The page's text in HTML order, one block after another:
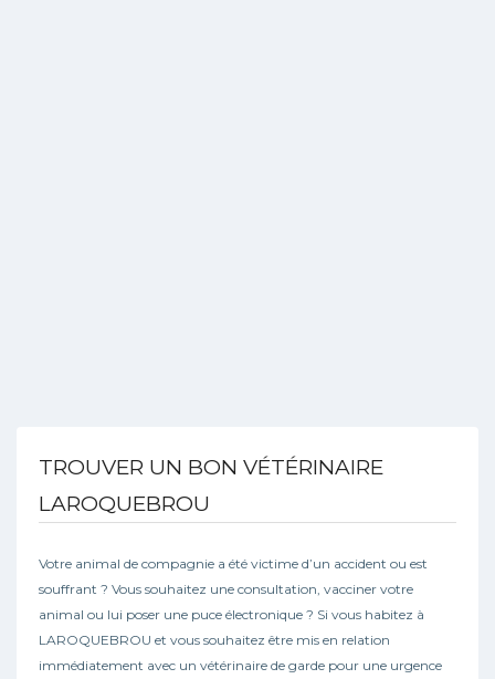
TROUVER UN BON VÉTÉRINAIRE
LAROQUEBROU
Votre animal de compagnie a été victime d’un accident ou est
souffrant ? Vous souhaitez une consultation, vacciner votre
animal ou lui poser une puce électronique ? Si vous habitez à
LAROQUEBROU et vous souhaitez être mis en relation
immédiatement avec un vétérinaire de garde pour une urgence